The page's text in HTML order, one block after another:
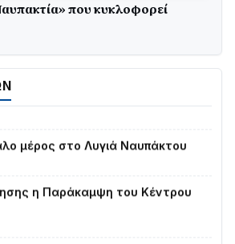
που κυκλοφορεί
Γλέντι!